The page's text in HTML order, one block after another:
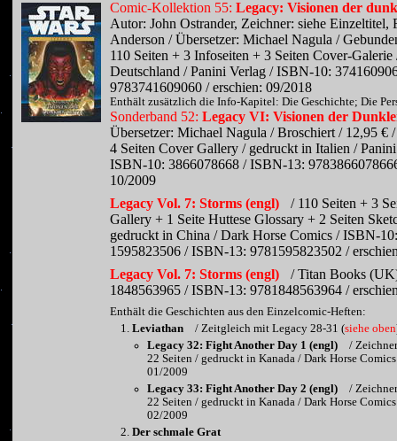
Comic-Kollektion 55:Legacy: Visionen der
Autor: John Ostrander, Zeichner: siehe Einzeltitel,
Anderson / Übersetzer: Michael Nagula /
110 Seiten + 3 Infoseiten + 3 Seiten Cover-
Deutschland / Panini Verlag / ISBN-10:
9783741609060 / erschien: 09/2018
Enthält zusätzlich die Info-Kapitel: Die Geschichte; Die
Sonderband 52:Legacy VI: Visionen der
Übersetzer: Michael Nagula / Broschiert / 12,95 €
4 Seiten Cover Gallery / gedruckt in Italien /
ISBN-10: 3866078668 / ISBN-13:
10/2009
Legacy Vol. 7: Storms (engl)
/ 110 Seiten + 3
Gallery + 1 Seite Huttese Glossary + 2 Seiten
gedruckt in China / Dark Horse Comics / ISBN-
1595823506 / ISBN-13: 9781595823502 /
Legacy Vol. 7: Storms (engl)
/ Titan Books
1848563965 / ISBN-13: 9781848563964 /
Enthält die Geschichten aus den Einzelcomic-Heften:
Leviathan
/ Zeitgleich mit Legacy 28-31 (siehe oben
Legacy 32: Fight Another Day 1 (engl)
/
22 Seiten / gedruckt in Kanada / Dark Horse
01/2009
Legacy 33: Fight Another Day 2 (engl)
/
22 Seiten / gedruckt in Kanada / Dark Horse
02/2009
Der schmale Grat